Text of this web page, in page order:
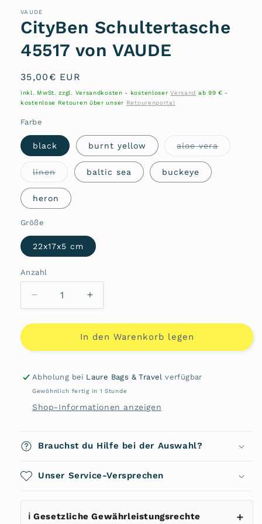
VAUDE
CityBen Schultertasche
45517 von VAUDE
Normaler
Preis
35,00€ EUR
inkl. MwSt. zzgl. Versandkosten - kostenloserVersand ab 99 € -
kostenlose Retouren über unser Retourenportal
Farbe
black burnt yellow aloe veraVariante
linenVariante
ausverkauft
oder
nicht
verfügbar
baltic sea buckeye
heron
Größe
22x17x5 cm
Anzahl
Anzahl
Verringere
die
Menge
CityBen
45517
Erhöhe
die
Menge
für
CityBen
45517
In den Warenkorb legen
Abholung bei Laure Bags & Travel verfügbar
Gewöhnlich fertig in 1 Stunde
Shop-Informationen anzeigen
Brauchst du Hilfe bei der Auswahl?
Unser Service-Versprechen
ℹ️ Gesetzliche Gewährleistungsrechte